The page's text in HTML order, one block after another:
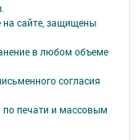
сайте, защищены
в любом объеме
согласия
по печати и массовым